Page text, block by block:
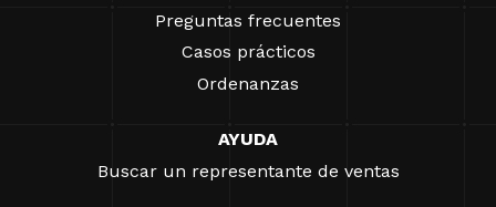
Preguntas frecuentes
Casos prácticos
Ordenanzas
AYUDA
Buscar un representante de ventas